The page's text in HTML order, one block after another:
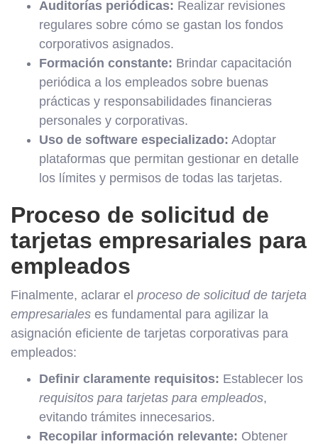
Auditorías periódicas: Realizar revisiones
regulares sobre cómo se gastan los fondos
corporativos asignados.
Formación constante: Brindar capacitación
periódica a los empleados sobre buenas
prácticas y responsabilidades financieras
personales y corporativas.
Uso de software especializado: Adoptar
plataformas que permitan gestionar en detalle
los límites y permisos de todas las tarjetas.
Proceso de solicitud de
tarjetas empresariales para
empleados
Finalmente, aclarar el proceso de solicitud de tarjeta
empresariales es fundamental para agilizar la
asignación eficiente de tarjetas corporativas para
empleados:
Definir claramente requisitos: Establecer los
requisitos para tarjetas para empleados,
evitando trámites innecesarios.
Recopilar información relevante: Obtener